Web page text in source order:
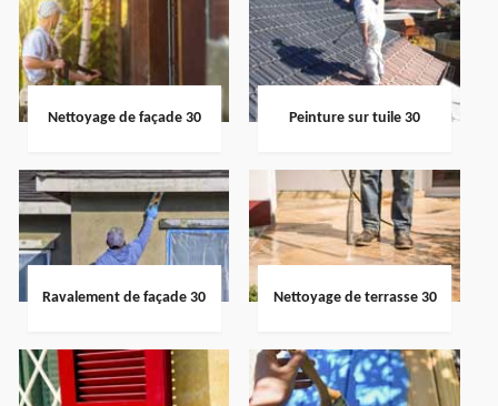
Nettoyage de façade 30 Peinture sur tuile 30
Ravalement de façade 30 Nettoyage de terrasse 30